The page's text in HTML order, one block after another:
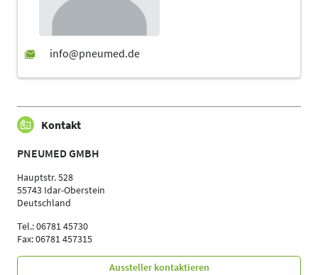
Kontakt
PNEUMED GMBH
Hauptstr. 528
55743 Idar-Oberstein
Deutschland
Tel.: 06781 45730
Fax: 06781 457315
Aussteller kontaktieren